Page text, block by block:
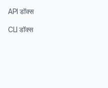
API डॉक्स
CLI डॉक्स